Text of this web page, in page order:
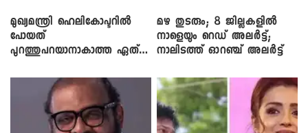
മുഖ്യമന്ത്രി ഹെലികോപ്ടറിൽ
പോയത്
പുറത്തുപറയാനാകാത്ത ഏത്
മഴ തുടരും; 8 ജില്ലകളിൽ
നാളെയും റെഡ് അലർട്ട്;
നാലിടത്ത് ഓറഞ്ച് അലർട്ട്